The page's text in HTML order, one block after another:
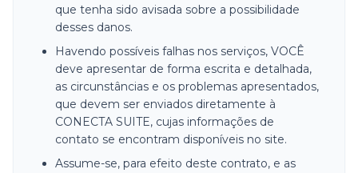
que tenha sido avisada sobre a possibilidade
desses danos.
Havendo possíveis falhas nos serviços, VOCÊ
deve apresentar de forma escrita e detalhada,
as circunstâncias e os problemas apresentados,
que devem ser enviados diretamente à
CONECTA SUITE, cujas informações de
contato se encontram disponíveis no site.
Assume-se, para efeito deste contrato, e as